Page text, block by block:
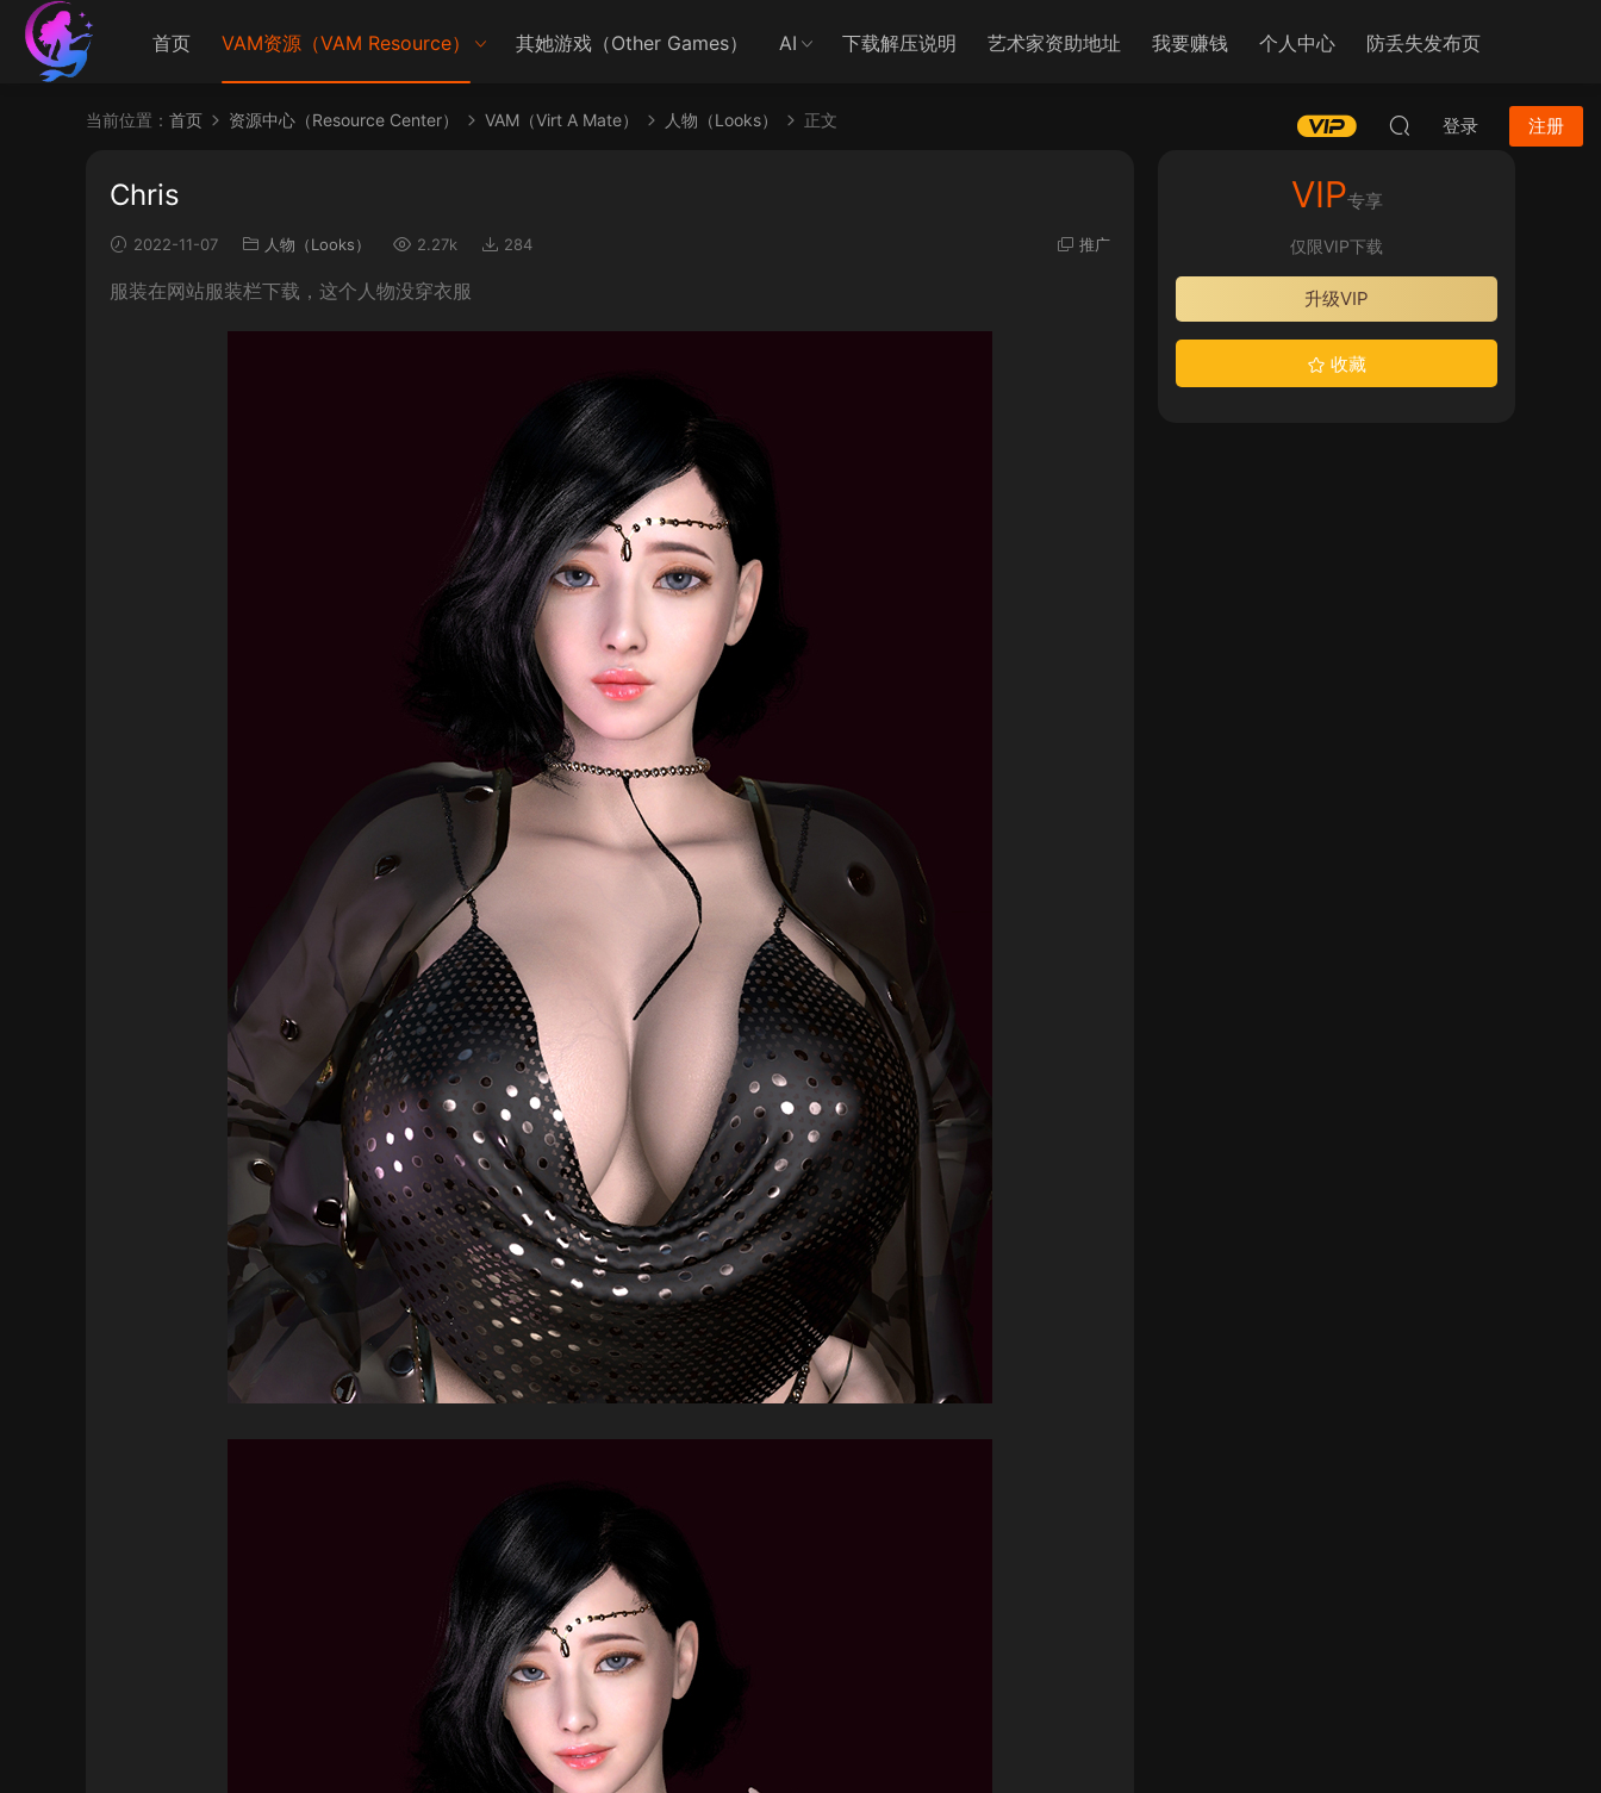
首页 VAM资源（VAM Resource） 其她游戏（Other Games） AI 下载解压说明 艺术家资助地址 我要赚钱 个人中心 防丢失发布页
登录 注册
当前位置： 首页 资源中心（Resource Center） VAM（Virt A Mate） 人物（Looks） 正文
Chris
2022-11-07 人物（Looks） 2.27k 284 推广
服装在网站服装栏下载，这个人物没穿衣服
VIP专享
仅限VIP下载
升级VIP
收藏